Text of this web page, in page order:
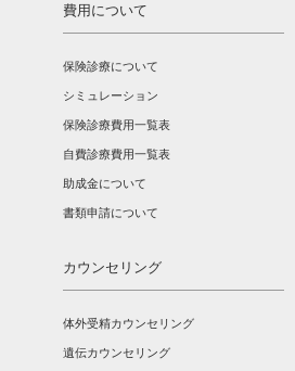
費用について
保険診療について
シミュレーション
保険診療費用一覧表
自費診療費用一覧表
助成金について
書類申請について
カウンセリング
体外受精カウンセリング
遺伝カウンセリング